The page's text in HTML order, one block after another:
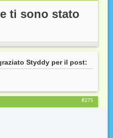
ti sono stato
Styddy per il post:
#275